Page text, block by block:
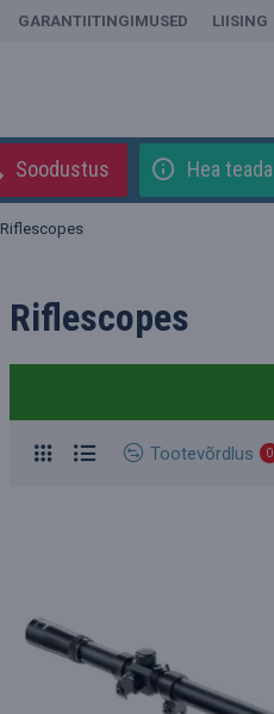
GARANTIITINGIMUSED LIISING
Soodustus Hea teada
Riflescopes
Riflescopes
Tootevõrdlus 0